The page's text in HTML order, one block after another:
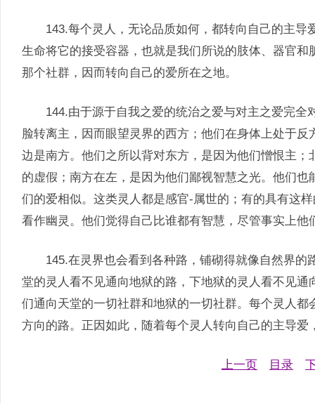
143.每个灵人，无论品质如何，都转向自己的主导
生命将它的接受容器，也就是我们所说的肢体、器官
那个社群，因而转向自己的爱所在之地。
144.由于源于自我之爱的统治之爱与对主之爱完全
脸转离主，因而眼望灵界的西方；他们在身体上处于
边是南方。他们之所以背对东方，是因为他们憎恨主
的虚假；南方在左，是因为他们鄙视智慧之光。他们
们的爱相似。这类灵人都是感官-属世的；有的具有这
看作幽灵。他们觉得自己比谁都有智慧，尽管事实上他
145.在灵界也会看到各种路，铺砌得就像自然界的
堂的灵人看不见通向地狱的路，下地狱的灵人看不见
们通向天堂的一切社群和地狱的一切社群。每个灵人
方向的路。正因如此，随着每个灵人转向自己的主导爱
上一页 目录